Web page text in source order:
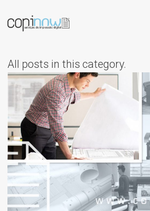
All posts in this category.
GRANDES
DESENHOS
CAD